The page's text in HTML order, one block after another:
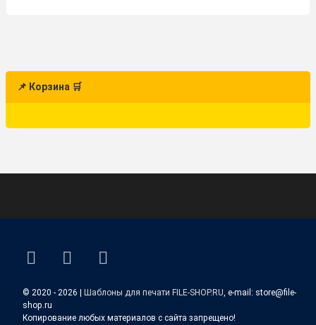
📌 Корзина 🛒
ВКонтакте
YouTube
E-mail
© 2020 - 2026 | Шаблоны для печати FILE-SHOP.RU , e-mail: store@file-
shop.ru
Копирование любых материалов с сайта запрещено!